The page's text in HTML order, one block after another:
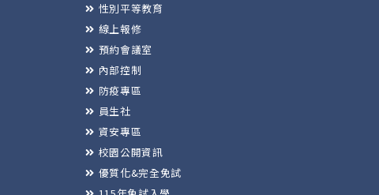
性別平等教育
線上報修
預約會議室
內部控制
防疫專區
員生社
資安專區
校園公開資訊
優質化&完全免試